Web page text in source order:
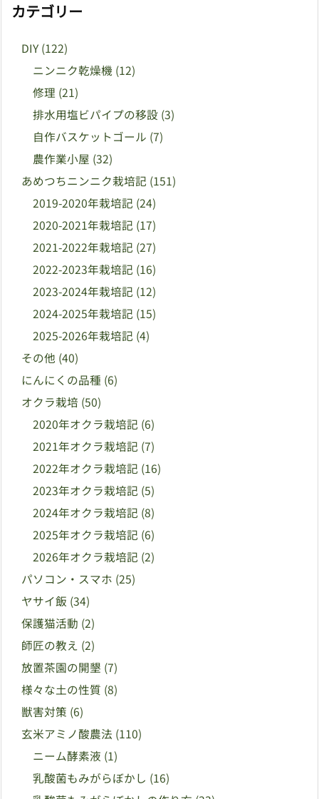
カテゴリー
DIY (122)
ニンニク乾燥機 (12)
修理 (21)
排水用塩ビパイプの移設 (3)
自作バスケットゴール (7)
農作業小屋 (32)
あめつちニンニク栽培記 (151)
2019-2020年栽培記 (24)
2020-2021年栽培記 (17)
2021-2022年栽培記 (27)
2022-2023年栽培記 (16)
2023-2024年栽培記 (12)
2024-2025年栽培記 (15)
2025-2026年栽培記 (4)
その他 (40)
にんにくの品種 (6)
オクラ栽培 (50)
2020年オクラ栽培記 (6)
2021年オクラ栽培記 (7)
2022年オクラ栽培記 (16)
2023年オクラ栽培記 (5)
2024年オクラ栽培記 (8)
2025年オクラ栽培記 (6)
2026年オクラ栽培記 (2)
パソコン・スマホ (25)
ヤサイ飯 (34)
保護猫活動 (2)
師匠の教え (2)
放置茶園の開墾 (7)
様々な土の性質 (8)
獣害対策 (6)
玄米アミノ酸農法 (110)
ニーム酵素液 (1)
乳酸菌もみがらぼかし (16)